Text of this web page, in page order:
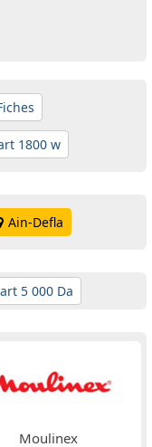
1800 w
Ain-Defla
5 000 Da
Moulinex